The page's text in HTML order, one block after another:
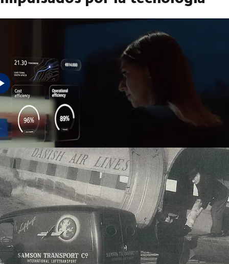
El éxito de mañana requiere un futuro sin obstáculos.